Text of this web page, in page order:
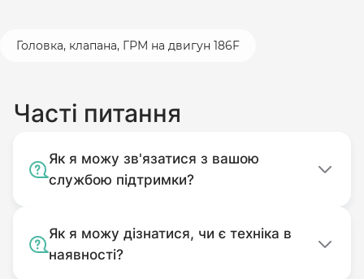
Головка, клапана, ГРМ на двигун 186F
Часті питання
Як я можу зв'язатися з вашою
службою підтримки?
Як я можу дізнатися, чи є техніка в
наявності?